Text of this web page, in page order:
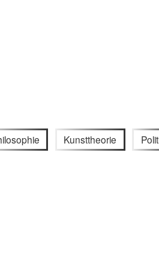
Kunsttheorie